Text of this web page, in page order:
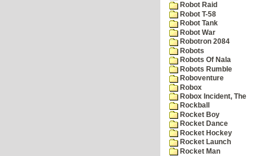
Robot Raid
Robot T-58
Robot Tank
Robot War
Robotron 2084
Robots
Robots Of Nala
Robots Rumble
Roboventure
Robox
Robox Incident, The
Rockball
Rocket Boy
Rocket Dance
Rocket Hockey
Rocket Launch
Rocket Man